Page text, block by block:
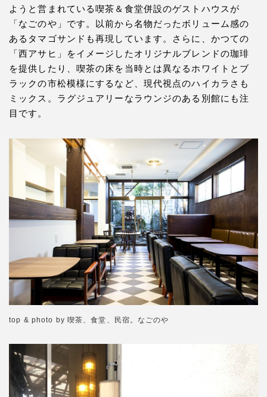
ようと営まれている喫茶＆食堂併設のゲストハウスが
「なごのや」です。以前から名物だったボリューム感の
あるタマゴサンドも再現しています。さらに、かつての
「西アサヒ」をイメージしたオリジナルブレンドの珈琲
を提供したり、喫茶の床を当時とは異なるホワイトとブ
ラックの市松模様にするなど、現代視点のハイカラさも
ミックス。ラグジュアリーなラウンジのある別館にも注
目です。
top & photo by 喫茶、食堂、民宿。なごのや